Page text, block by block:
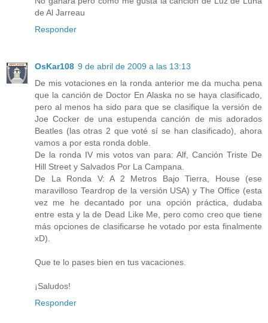
de Al Jarreau
Responder
OsKar108 9 de abril de 2009 a las 13:13
De mis votaciones en la ronda anterior me da mucha pena
que la canción de Doctor En Alaska no se haya clasificado,
pero al menos ha sido para que se clasifique la versión de
Joe Cocker de una estupenda canción de mis adorados
Beatles (las otras 2 que voté sí se han clasificado), ahora
vamos a por esta ronda doble.
De la ronda IV mis votos van para: Alf, Canción Triste De
Hill Street y Salvados Por La Campana.
De La Ronda V: A 2 Metros Bajo Tierra, House (ese
maravilloso Teardrop de la versión USA) y The Office (esta
vez me he decantado por una opción práctica, dudaba
entre esta y la de Dead Like Me, pero como creo que tiene
más opciones de clasificarse he votado por esta finalmente
xD).
Que te lo pases bien en tus vacaciones.
¡Saludos!
Responder